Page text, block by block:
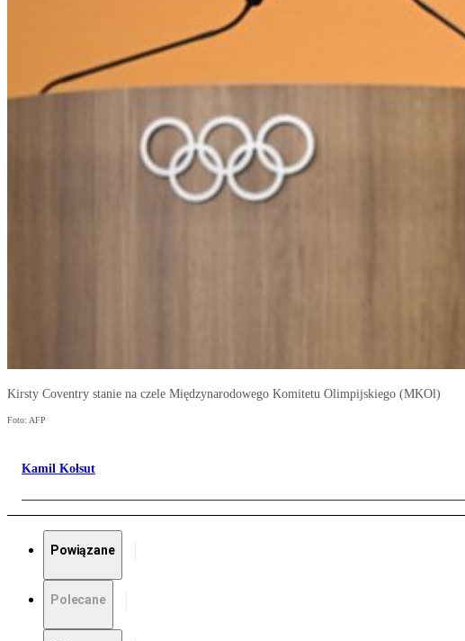
Kirsty Coventry stanie na czele Międzynarodowego Komitetu Olimpijskiego (MKOl)
Foto: AFP
Kamil Kołsut
Powiązane
Polecane